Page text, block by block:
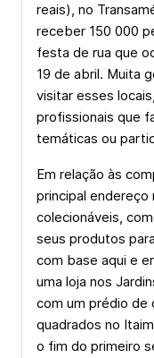
reais), no
receber 150 000
festa de rua que
19 de abril. Muita
visitar esses
profissionais que
temáticas ou
Em relação às
principal endereço
colecionáveis,
seus produtos
com base aqui e
uma loja nos
com um prédio de
quadrados no
o fim do primeiro